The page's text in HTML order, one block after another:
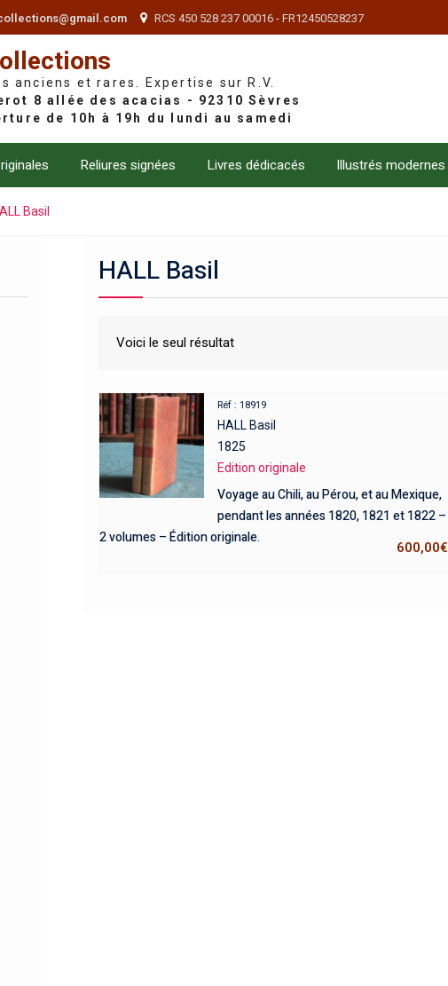
RCS 450 528 237 00016 - FR12450528237
anciens et rares. Expertise sur R.V.
Reliures signées Livres dédicacés Illustrés modernes
Basil
HALL Basil
Voici le seul résultat
Réf : 18919
HALL Basil
1825
Edition originale
Voyage au Chili, au Pérou, et au Mexique,
pendant les années 1820, 1821 et 1822 –
2 volumes – Édition originale.
600,00€